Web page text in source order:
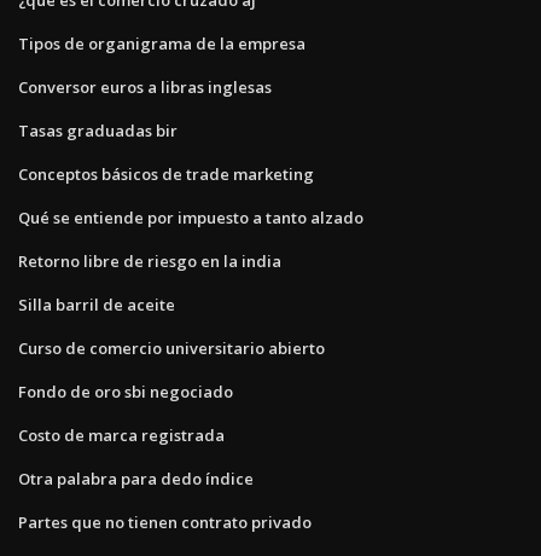
Tipos de organigrama de la empresa
Conversor euros a libras inglesas
Tasas graduadas bir
Conceptos básicos de trade marketing
Qué se entiende por impuesto a tanto alzado
Retorno libre de riesgo en la india
Silla barril de aceite
Curso de comercio universitario abierto
Fondo de oro sbi negociado
Costo de marca registrada
Otra palabra para dedo índice
Partes que no tienen contrato privado